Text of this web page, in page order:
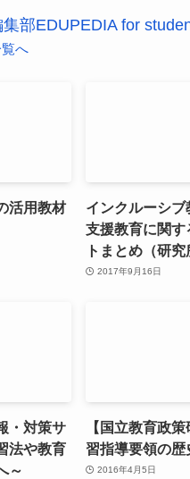
集部EDUPEDIA for
へ
活用教材
インクルーシブ
支援教育に関す
トまとめ（研究
2017年9月16日
・対策サ
法や教育
～
【国立教育政
習指導要領の歴
2016年4月5日